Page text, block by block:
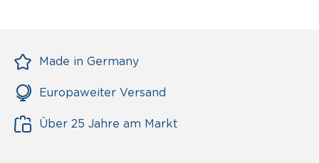
Made in Germany
Europaweiter Versand
Über 25 Jahre am Markt